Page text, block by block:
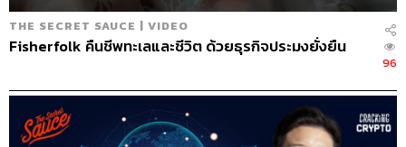
THE SECRET SAUCE | VIDEO
Fisherfolk คืนชีพทะเลและชีวิต ด้วยธุรกิจประมงยั่งยืน
96